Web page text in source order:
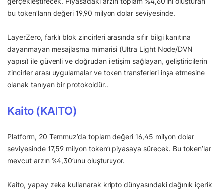
bu token’ların değeri 19,90 milyon dolar seviyesinde.
LayerZero, farklı blok zincirleri arasında sıfır bilgi kanıtına
dayanmayan mesajlaşma mimarisi (Ultra Light Node/DVN
yapısı) ile güvenli ve doğrudan iletişim sağlayan, geliştiricilerin
zincirler arası uygulamalar ve token transferleri inşa etmesine
olanak tanıyan bir protokoldür..
Kaito (KAITO)
Platform, 20 Temmuz’da toplam değeri 16,45 milyon dolar
seviyesinde 17,59 milyon token’ı piyasaya sürecek. Bu token’lar
mevcut arzın %4,30’unu oluşturuyor.
Kaito, yapay zeka kullanarak kripto dünyasındaki dağınık içerik